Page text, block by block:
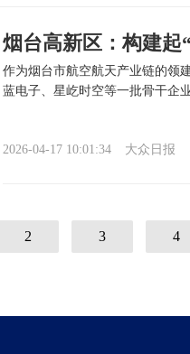
烟台高新区：构建起
作为烟台市航空航天产业链的领
蓝电子、星屹时空等一批骨干企
2026-04-17 10:01:34 大众日报
2 3 4